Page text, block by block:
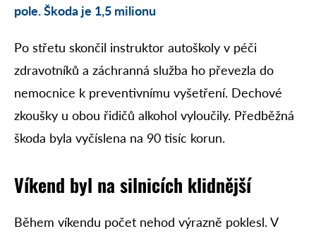
pole. Škoda je 1,5 milionu
Po střetu skončil instruktor autoškoly v péči
zdravotníků a záchranná služba ho převezla do
nemocnice k preventivnímu vyšetření. Dechové
zkoušky u obou řidičů alkohol vyloučily. Předběžná
škoda byla vyčíslena na 90 tisíc korun.
Víkend byl na silnicích klidnější
Během víkendu počet nehod výrazně poklesl. V